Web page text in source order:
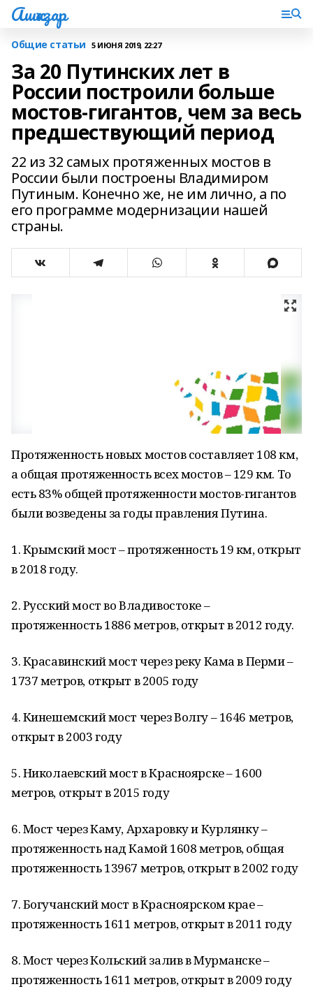
Ашҡаҙар
Общие статьи 5 ИЮНЯ 2019, 22:27
За 20 Путинских лет в
России построили больше
мостов-гигантов, чем за весь
предшествующий период
22 из 32 самых протяженных мостов в
России были построены Владимиром
Путиным. Конечно же, не им лично, а по
его программе модернизации нашей
страны.
Протяженность новых мостов составляет 108 км,
а общая протяженность всех мостов – 129 км. То
есть 83% общей протяженности мостов-гигантов
были возведены за годы правления Путина.
1. Крымский мост – протяженность 19 км, открыт
в 2018 году.
2. Русский мост во Владивостоке –
протяженность 1886 метров, открыт в 2012 году.
3. Красавинский мост через реку Кама в Перми –
1737 метров, открыт в 2005 году
4. Кинешемский мост через Волгу – 1646 метров,
открыт в 2003 году
5. Николаевский мост в Красноярске – 1600
метров, открыт в 2015 году
6. Мост через Каму, Архаровку и Курлянку –
протяженность над Камой 1608 метров, общая
протяженность 13967 метров, открыт в 2002 году
7. Богучанский мост в Красноярском крае –
протяженность 1611 метров, открыт в 2011 году
8. Мост через Кольский залив в Мурманске –
протяженность 1611 метров, открыт в 2009 году